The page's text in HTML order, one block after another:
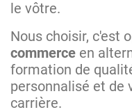
le vôtre.
Nous choisir, c'est
commerce en
formation de
personnalisé et de
carrière.